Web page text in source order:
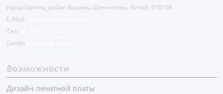
город Шиянь, район Баоань, Шэньчжэнь, Китай, 518108
E-Mail:
Тел:
Скайп:
Возможности
Дизайн печатной платы